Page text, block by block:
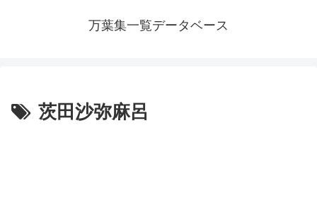
万葉集一覧データベース
茨田沙弥麻呂